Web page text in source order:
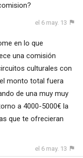
el 6 may. 13
en lo que
una comisión
culturales con
monto total fuera
de una muy muy
a 4000-5000€ la
que te ofrecieran
el 6 may. 13